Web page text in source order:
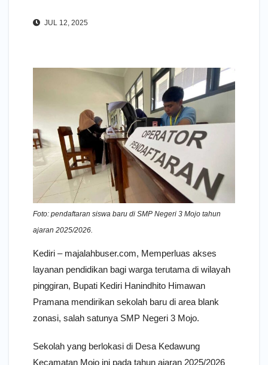
JUL 12, 2025
Foto: pendaftaran siswa baru di SMP Negeri 3 Mojo tahun
ajaran 2025/2026.
Kediri – majalahbuser.com, Memperluas akses
layanan pendidikan bagi warga terutama di wilayah
pinggiran, Bupati Kediri Hanindhito Himawan
Pramana mendirikan sekolah baru di area blank
zonasi, salah satunya SMP Negeri 3 Mojo.
Sekolah yang berlokasi di Desa Kedawung
Kecamatan Mojo ini pada tahun ajaran 2025/2026